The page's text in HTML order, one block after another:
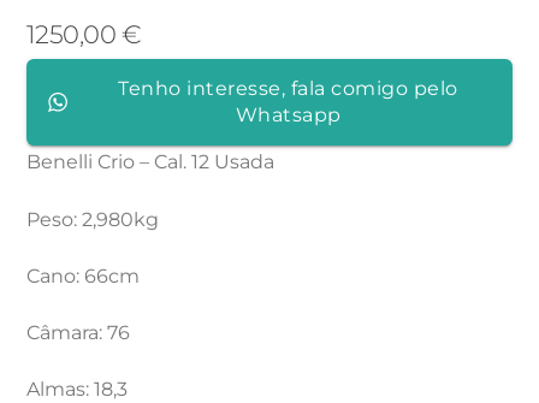
1250,00€
Tenho interesse, fala comigo pelo
Whatsapp
Benelli Crio – Cal. 12 Usada
Peso: 2,980kg
Cano: 66cm
Câmara: 76
Almas: 18,3